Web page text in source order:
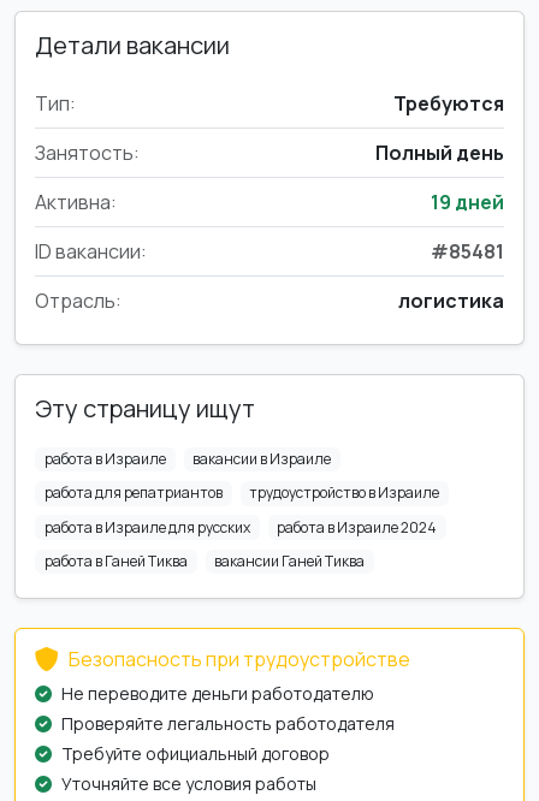
Детали вакансии
Тип:
Требуются
Занятость:
Полный день
Активна:
19 дней
ID вакансии:
#85481
Отрасль:
логистика
Эту страницу ищут
работа в Израиле
вакансии в Израиле
работа для репатриантов
трудоустройство в Израиле
работа в Израиле для русских
работа в Израиле 2024
работа в Ганей Тиква
вакансии Ганей Тиква
Безопасность при трудоустройстве
Не переводите деньги работодателю
Проверяйте легальность работодателя
Требуйте официальный договор
Уточняйте все условия работы